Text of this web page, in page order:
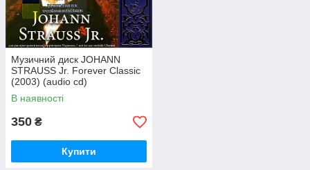
Музичний диск JOHANN
STRAUSS Jr. Forever Classic
(2003) (audio cd)
В наявності
350 ₴
Купити